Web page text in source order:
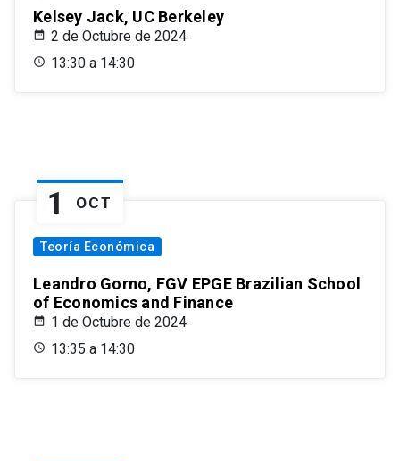
Kelsey Jack, UC Berkeley
2 de Octubre de 2024
13:30 a 14:30
1 OCT
Teoría Económica
Leandro Gorno, FGV EPGE Brazilian School
of Economics and Finance
1 de Octubre de 2024
13:35 a 14:30